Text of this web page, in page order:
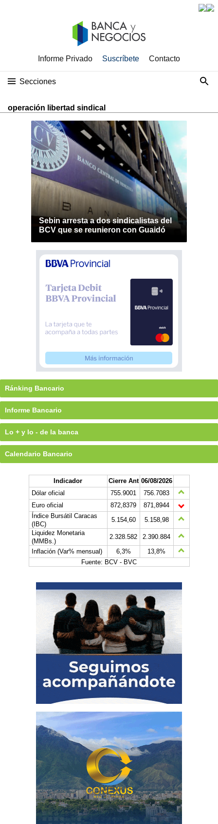
Informe Privado Suscríbete Contacto
Secciones
operación libertad sindical
Sebin arresta a dos sindicalistas del
BCV que se reunieron con Guaidó
Ránking Bancario
Informe Bancario
Lo + y lo - de la banca
Calendario Bancario
Indicador Cierre Ant 06/08/2026
Dólar oficial
755.9001
756.7083
Euro oficial
872,8379
871,8944
Índice Bursátil Caracas
(IBC)
5.154,60
5.158,98
Liquidez Monetaria
(MMBs.)
2.328.582
2.390.884
Inflación (Var% mensual)
6,3%
13,8%
Fuente: BCV - BVC